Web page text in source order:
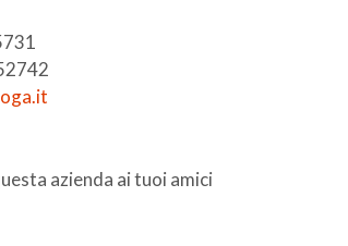
azienda ai tuoi amici